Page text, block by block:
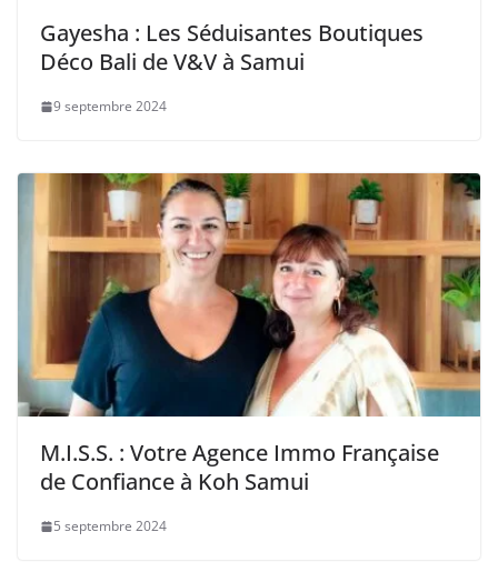
Gayesha : Les Séduisantes Boutiques
Déco Bali de V&V à Samui
9 septembre 2024
M.I.S.S. : Votre Agence Immo Française
de Confiance à Koh Samui
5 septembre 2024